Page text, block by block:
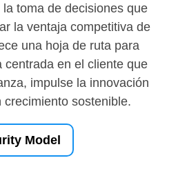
toma de decisiones que
la ventaja competitiva de
una hoja de ruta para
centrada en el cliente que
impulse la innovación
crecimiento sostenible.
Model